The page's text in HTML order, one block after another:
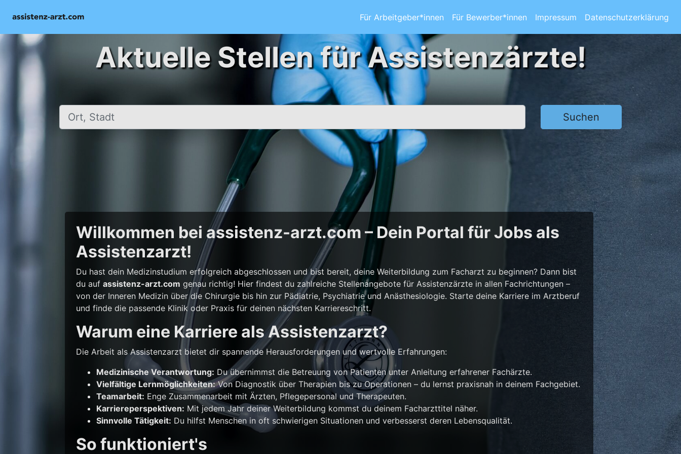
Für Arbeitgeber*innen Für Bewerber*innen Impressum Datenschutzerklärung
Aktuelle Stellen für Assistenzärzte!
Ort, Stadt Suchen
Willkommen bei assistenz-arzt.com – Dein Portal für Jobs als
Assistenzarzt!
Du hast dein Medizinstudium erfolgreich abgeschlossen und bist bereit, deine Weiterbildung zum Facharzt zu beginnen? Dann bist
du aufassistenz-arzt.com genau richtig! Hier findest du zahlreiche Stellenangebote für Assistenzärzte in allen Fachrichtungen –
von der Inneren Medizin über die Chirurgie bis hin zur Pädiatrie, Psychiatrie und Anästhesiologie. Starte deine Karriere im Arztberuf
und finde die passende Klinik oder Praxis für deinen nächsten Karriereschritt.
Warum eine Karriere als Assistenzarzt?
Die Arbeit als Assistenzarzt bietet dir spannende Herausforderungen und wertvolle Erfahrungen:
Medizinische Verantwortung: Du übernimmst die Betreuung von Patienten unter Anleitung erfahrener Fachärzte.
Vielfältige Lernmöglichkeiten:Von Diagnostik über Therapien bis zu Operationen – du lernst praxisnah in deinem Fachgebiet.
Teamarbeit: Enge Zusammenarbeit mit Ärzten, Pflegepersonal und Therapeuten.
Karriereperspektiven: Mit jedem Jahr deiner Weiterbildung kommst du deinem Facharzttitel näher.
Sinnvolle Tätigkeit: Du hilfst Menschen in oft schwierigen Situationen und verbesserst deren Lebensqualität.
So funktioniert's